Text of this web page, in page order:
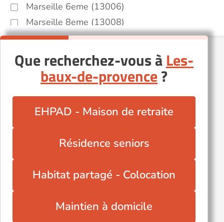
Marseille 6eme (13006)
Marseille 8eme (13008)
Marseille 9eme (13009)
Saint-Martin-de-Crau (13310)
Salon-de-Provence (13300)
Vitrolles (13127)
Autres villes du département
Cassis (13260)
La Ciotat (13600)
Martigues (13500)
Que recherchez-vous àLes-
baux-de-provence?
EHPAD - Maison de retraite
Résidence seniors
Habitat partagé - Colocation
Maintien à domicile